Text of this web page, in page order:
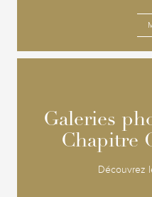
Galeries
Chapitre
Découvrez
Galeries
Chapitre